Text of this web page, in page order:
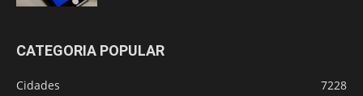
CATEGORIA POPULAR
Cidades
7228